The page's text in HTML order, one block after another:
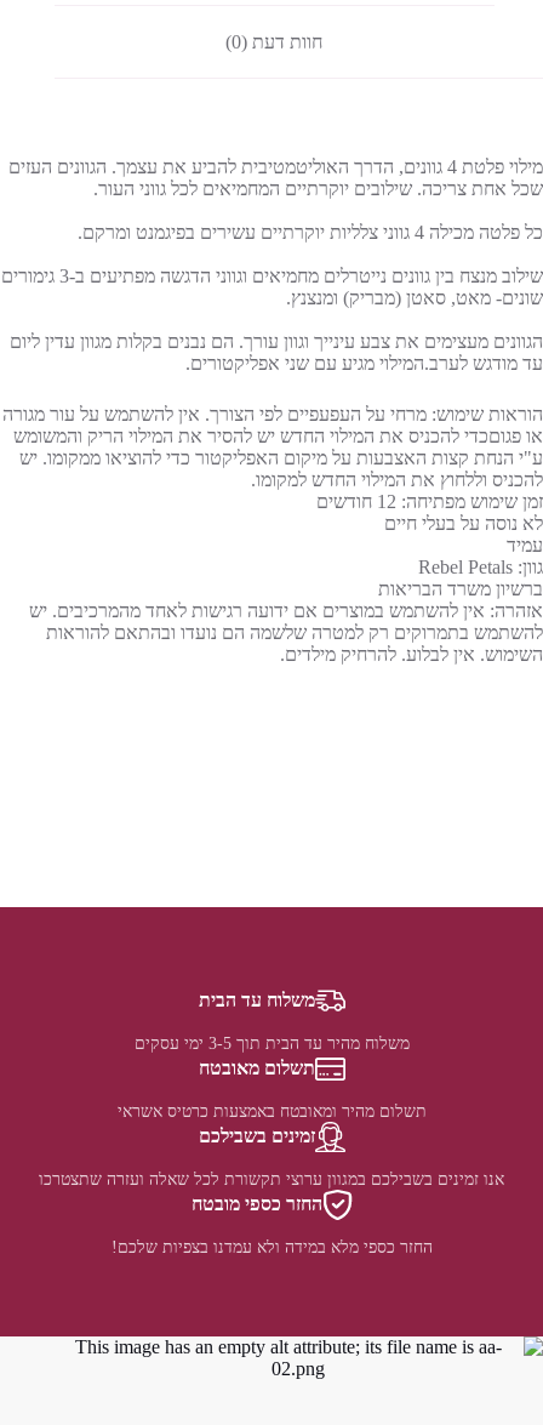
חוות דעת (0)
מילוי פלטת 4 גוונים, הדרך האוליטמטיבית להביע את עצמך. הגוונים העזים
שכל אחת צריכה. שילובים יוקרתיים המחמיאים לכל גווני העור.
כל פלטה מכילה 4 גווני צלליות יוקרתיים עשירים בפיגמנט ומרקם.
שילוב מנצח בין גוונים נייטרלים מחמיאים וגווני הדגשה מפתיעים ב-3 גימורים
שונים- מאט, סאטן (מבריק) ומנצנץ.
הגוונים מעצימים את צבע עינייך וגוון עורך. הם נבנים בקלות מגוון עדין ליום
עד מודגש לערב.המילוי מגיע עם שני אפליקטורים.
הוראות שימוש: מרחי על העפעפיים לפי הצורך. אין להשתמש על עור מגורה
או פגוםכדי להכניס את המילוי החדש יש להסיר את המילוי הריק והמשומש
ע"י הנחת קצות האצבעות על מיקום האפליקטור כדי להוציאו ממקומו. יש
להכניס וללחוץ את המילוי החדש למקומו.
זמן שימוש מפתיחה: 12 חודשים
לא נוסה על בעלי חיים
עמיד
גוון: Rebel Petals
ברשיון משרד הבריאות
אזהרה: אין להשתמש במוצרים אם ידועה רגישות לאחד מהמרכיבים. יש
להשתמש בתמרוקים רק למטרה שלשמה הם נועדו ובהתאם להוראות
השימוש. אין לבלוע. להרחיק מילדים.
משלוח עד הבית
משלוח מהיר עד הבית תוך 3-5 ימי עסקים
תשלום מאובטח
תשלום מהיר ומאובטח באמצעות כרטיס אשראי
זמינים בשבילכם
אנו זמינים בשבילכם במגוון ערוצי תקשורת לכל שאלה ועזרה שתצטרכו
החזר כספי מובטח
החזר כספי מלא במידה ולא עמדנו בצפיות שלכם!